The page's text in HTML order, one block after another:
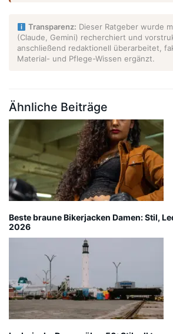
Transparenz: Dieser Ratgeber wurde
(Claude, Gemini) recherchiert und
anschließend redaktionell überarbeitet,
Material- und Pflege-Wissen ergänzt.
Ähnliche Beiträge
Beste braune Bikerjacken Damen: Stil,
2026